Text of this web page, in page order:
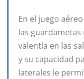
En el juego
las guardametas
valentía en las
y su capacidad
laterales le